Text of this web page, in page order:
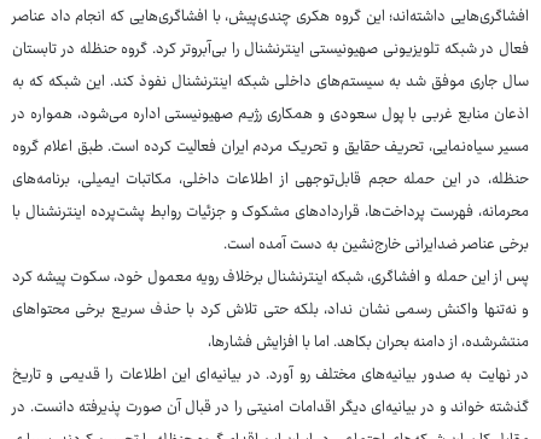
افشاگری‌هایی داشته‌اند؛ این گروه هکری چندی‌پیش، با افشاگری‌هایی که انجام داد عناصر
فعال در شبکه تلویزیونی صهیونیستی اینترنشنال را بی‌آبروتر کرد. گروه حنظله در تابستان
سال جاری موفق شد به سیستم‌های داخلی شبکه اینترنشنال نفوذ کند. این شبکه که به
اذعان منابع غربی با پول سعودی و همکاری رژیم صهیونیستی اداره می‌شود، همواره در
مسیر سیاه‌نمایی، تحریف حقایق و تحریک مردم ایران فعالیت کرده است. طبق اعلام گروه
حنظله، در این حمله حجم قابل‌توجهی از اطلاعات داخلی، مکاتبات ایمیلی، برنامه‌های
محرمانه، فهرست پرداخت‌ها، قراردادهای مشکوک و جزئیات روابط پشت‌پرده اینترنشنال با
برخی عناصر ضدایرانی خارج‌نشین به دست آمده است.
پس از این حمله و افشاگری، شبکه اینترنشنال برخلاف رویه معمول خود، سکوت پیشه کرد
و نه‌تنها واکنش رسمی نشان نداد، بلکه حتی تلاش کرد با حذف سریع برخی محتواهای
منتشرشده، از دامنه بحران بکاهد. اما با افزایش فشارها،
در نهایت به صدور بیانیه‌های مختلف رو آورد. در بیانیه‌ای این اطلاعات را قدیمی و تاریخ
گذشته خواند و در بیانیه‌ای دیگر اقدامات امنیتی را در قبال آن صورت پذیرفته دانست. در